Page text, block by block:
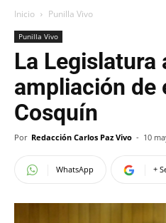
Inicio Punilla Vivo
Punilla Vivo
La Legislatura
ampliación de
Cosquín
Por Redacción Carlos Paz Vivo - 10
WhatsApp +